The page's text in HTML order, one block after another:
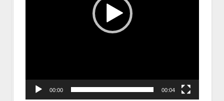
00:00 00:04